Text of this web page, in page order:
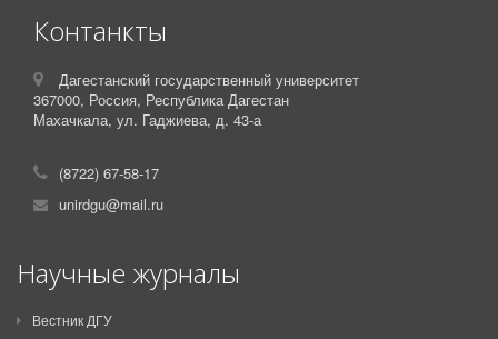
Контанкты
Дагестанский государственный университет
367000, Россия, Республика Дагестан
Махачкала, ул. Гаджиева, д. 43-а
(8722) 67-58-17
unirdgu@mail.ru
Научные журналы
Вестник ДГУ